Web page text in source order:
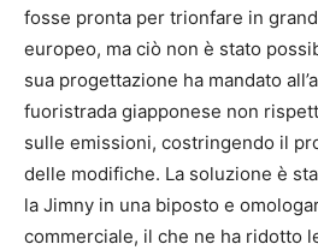
fosse pronta per trionfare in
europeo, ma ciò non è stato
sua progettazione ha mandato
fuoristrada giapponese non
sulle emissioni, costringendo il
delle modifiche. La soluzione è
la Jimny in una biposto e
commerciale, il che ne ha ridotto